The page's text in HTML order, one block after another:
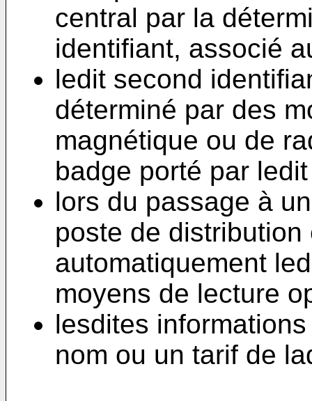
central par la
identifiant, associé
ledit second
déterminé par des
magnétique ou de
badge porté par
lors du passage à
poste de
automatiquement
moyens de lecture
lesdites
nom ou un tarif de